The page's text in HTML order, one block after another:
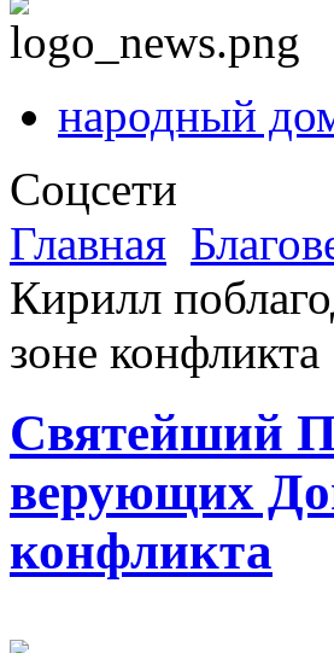
народный
Соцсети
Главная
Кирилл
зоне конфликта
Святейший
верующих
конфликта